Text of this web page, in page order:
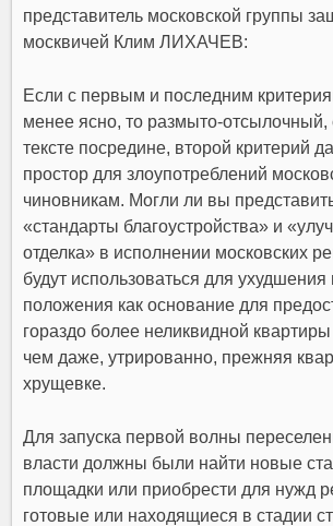
представитель московской группы
москвичей Клим ЛИХАЧЕВ:
Если с первым и последним
менее ясно, то размыто-отсылочный,
тексте посредине, второй критерий
простор для злоупотреблений
чиновникам. Могли ли вы
«стандарты благоустройства» и
отделка» в исполнении московских
будут использоваться для
положения как основание для
гораздо более неликвидной
чем даже, утрированно, прежняя
хрущевке.
Для запуска первой волны
власти должны были найти новые
площадки или приобрести для нужд
готовые или находящиеся в стадии